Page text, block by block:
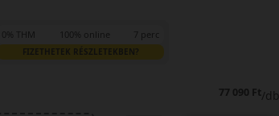
0% THM 100% online 7 perc
FIZETHETEK RÉSZLETEKBEN?
77 090 Ft/db